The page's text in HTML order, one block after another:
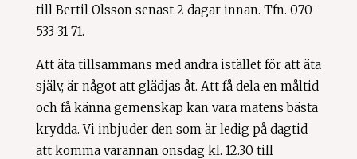
till Bertil Olsson senast 2 dagar innan. Tfn. 070-
533 31 71.
Att äta tillsammans med andra istället för att äta
själv, är något att glädjas åt. Att få dela en måltid
och få känna gemenskap kan vara matens bästa
krydda. Vi inbjuder den som är ledig på dagtid
att komma varannan onsdag kl. 12.30 till